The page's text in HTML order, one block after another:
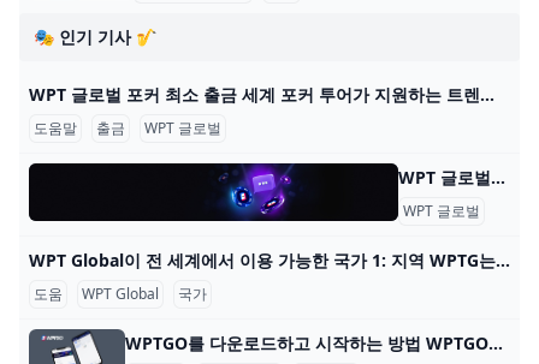
🎭 인기 기사 🎷
WPT 글로벌 포커 최소 출금 세계 포커 투어가 지원하는 트렌디한 포커 플랫폼 WPT 글로벌의 혜택을 알아보세요. 원활한 게임 플레이를 위한 간편한 입출금 프로세스에 대해 배워보세요. 2022년에
도움말 출금 WPT 글로벌
WPT 글로벌 - 자주 묻는 질문: 온라인 포커 WPT 글로벌 - 자주 묻는 질문: 온라인 포커 내 계정 어떻게 게임을 시작하나요? WPT 글로벌에서 게임을 하려면, 기기에 앱을 다운로드하고 설치하세요. 이 단계를 완료한 후
WPT 글로벌
WPT Global이 전 세계에서 이용 가능한 국가 1: 지역 WPTG는 다음 지역을 지원합니다: 대한민국 🇰🇷 일본 🇯🇵 베트남 🇻🇳 멕시코 🇲🇽 말레이시아 🇲🇾 인도네시아 🇮🇩 WPTG는 이러한 지역에 오프라인 부서
도움 WPT Global 국가
WPTGO를 다운로드하고 시작하는 방법 WPTGO를 다운로드하고 온라인 포커를 시작하는 방법 World Poker Tour와 관련된 온라인 포커 플랫폼인 WPTGO를 시작하는 것은 간단하고 빠릅니다. 다음의 간단한